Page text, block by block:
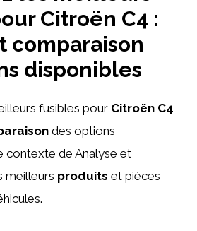
Citroën C4 :
comparaison
disponibles
fusibles pour Citroën C4
des options
contexte de Analyse et
meilleurs produits et pièces